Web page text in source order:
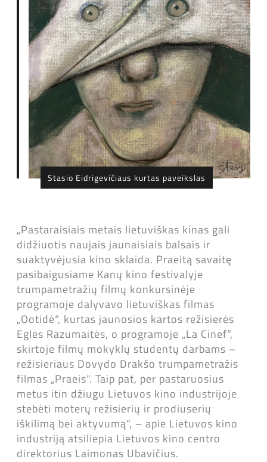
Stasio Eidrigevičiaus kurtas paveikslas
„Pastaraisiais metais lietuviškas kinas gali
didžiuotis naujais jaunaisiais balsais ir
suaktyvėjusia kino sklaida. Praeitą savaitę
pasibaigusiame Kanų kino festivalyje
trumpametražių filmų konkursinėje
programoje dalyvavo lietuviškas filmas
„Ootidė“, kurtas jaunosios kartos režisierės
Eglės Razumaitės, o programoje „La Cinef“,
skirtoje filmų mokyklų studentų darbams –
režisieriaus Dovydo Drakšo trumpametražis
filmas „Praeis“. Taip pat, per pastaruosius
metus itin džiugu Lietuvos kino industrijoje
stebėti moterų režisierių ir prodiuserių
iškilimą bei aktyvumą“, – apie Lietuvos kino
industriją atsiliepia Lietuvos kino centro
direktorius Laimonas Ubavičius.